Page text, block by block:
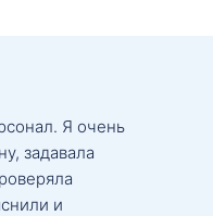
Я очень
задавала
и